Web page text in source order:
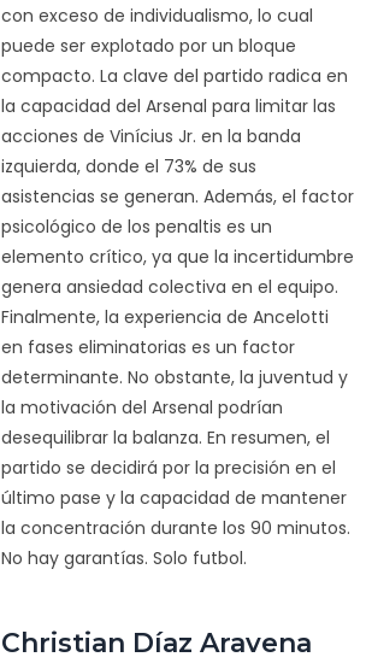
con exceso de individualismo, lo cual
puede ser explotado por un bloque
compacto. La clave del partido radica en
la capacidad del Arsenal para limitar las
acciones de Vinícius Jr. en la banda
izquierda, donde el 73% de sus
asistencias se generan. Además, el factor
psicológico de los penaltis es un
elemento crítico, ya que la incertidumbre
genera ansiedad colectiva en el equipo.
Finalmente, la experiencia de Ancelotti
en fases eliminatorias es un factor
determinante. No obstante, la juventud y
la motivación del Arsenal podrían
desequilibrar la balanza. En resumen, el
partido se decidirá por la precisión en el
último pase y la capacidad de mantener
la concentración durante los 90 minutos.
No hay garantías. Solo futbol.
Christian Díaz Aravena